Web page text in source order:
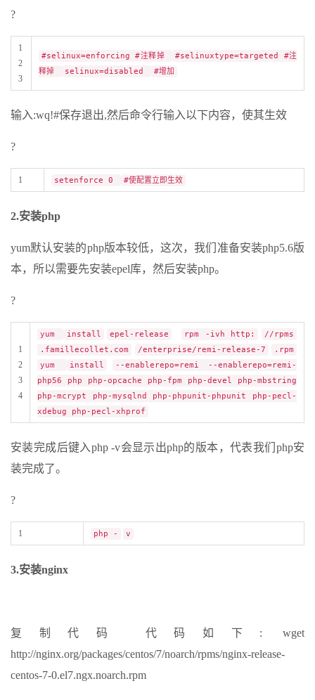
?
1
2
3
#selinux=enforcing #注释掉
#selinuxtype=targeted #注
释掉
selinux=disabled #增加
输入:wq!#保存退出,然后命令行输入以下内容，使其生效
?
1 setenforce 0 #使配置立即生效
2.安装php
yum默认安装的php版本较低，这次，我们准备安装php5.6版
本，所以需要先安装epel库，然后安装php。
?
1
2
3
4
yum install epel-release rpm -ivh http:
//rpms
.famillecollet.com
/enterprise/remi-release-7
.rpm
yum
install
--enablerepo=remi --enablerepo=remi-
php56 php php-opcache php-fpm php-devel php-mbstring
php-mcrypt php-mysqlnd php-phpunit-phpunit php-pecl-
xdebug php-pecl-xhprof
安装完成后键入php -v会显示出php的版本，代表我们php安
装完成了。
?
1 php - v
3.安装nginx
复制代码 代码如下: wget
http://nginx.org/packages/centos/7/noarch/rpms/nginx-release-
centos-7-0.el7.ngx.noarch.rpm